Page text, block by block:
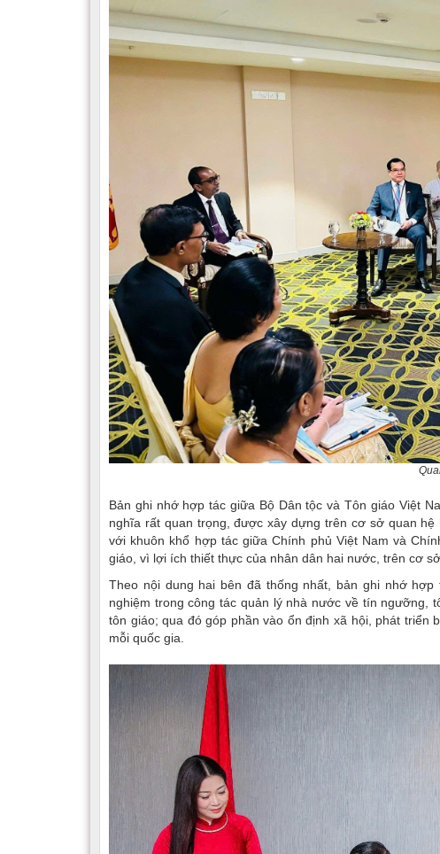
Bản ghi nhớ hợp tác giữa Bộ Dân tộc và Tôn giáo Việt
nghĩa rất quan trọng, được xây dựng trên cơ sở quan
với khuôn khổ hợp tác giữa Chính phủ Việt Nam và
giáo, vì lợi ích thiết thực của nhân dân hai nước, trên cơ
Theo nội dung hai bên đã thống nhất, bản ghi nhớ
nghiệm trong công tác quản lý nhà nước về tín ngưỡng,
tôn giáo; qua đó góp phần vào ổn định xã hội, phát triển
mỗi quốc gia.